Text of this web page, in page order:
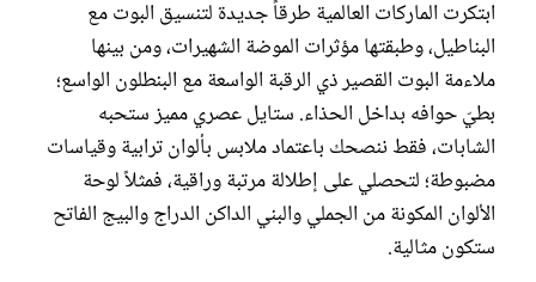
ابتكرت الماركات العالمية طرقاً جديدة لتنسيق البوت مع
البناطيل، وطبقتها مؤثرات الموضة الشهيرات، ومن بينها
ملاءمة البوت القصير ذي الرقبة الواسعة مع البنطلون الواسع؛
بطيّ حوافه بداخل الحذاء. ستايل عصري مميز ستحبه
الشابات، فقط ننصحك باعتماد ملابس بألوان ترابية وقياسات
مضبوطة؛ لتحصلي على إطلالة مرتبة وراقية، فمثلاً لوحة
الألوان المكونة من الجملي والبني الداكن الدراج والبيج الفاتح
ستكون مثالية.